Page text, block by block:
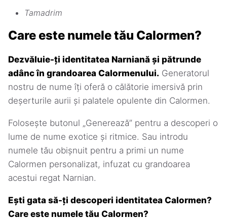
Tamadrim
Care este numele tău Calormen?
Dezvăluie-ți identitatea Narniană și pătrunde
adânc în grandoarea Calormenului. Generatorul
nostru de nume îți oferă o călătorie imersivă prin
deșerturile aurii și palatele opulente din Calormen.
Folosește butonul „Generează” pentru a descoperi o
lume de nume exotice și ritmice. Sau introdu
numele tău obișnuit pentru a primi un nume
Calormen personalizat, infuzat cu grandoarea
acestui regat Narnian.
Ești gata să-ți descoperi identitatea Calormen?
Care este numele tău Calormen?